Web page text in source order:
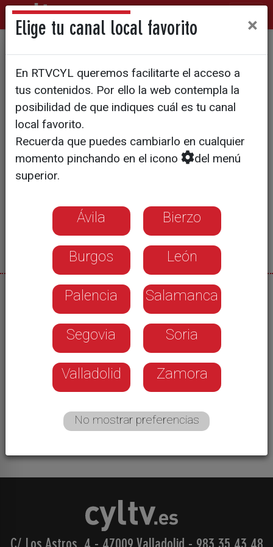
VIII Ciberday
30/10/2025
Hoy los expertos en ciberseguridad se han dado
cita en Palencia. APETIC, la Asociación palentina
de empresarios de las tecnologías de la
información y la comunicación han celebrado el
octavo Ciberday. Este año bajo el lema 'Todo
conectado, todo en riesgo' han puesto sobre la
mesa las herramientas para prevenir los ataques
informáticos.
Elige tu canal local favorito ×
En RTVCYL queremos facilitarte el acceso a
tus contenidos. Por ello la web contempla la
posibilidad de que indiques cuál es tu canal
local favorito.
Recuerda que puedes cambiarlo en cualquier
momento pinchando en el icono
del menú
superior.
Ávila Bierzo
Burgos León
Palencia Salamanca
Segovia Soria
Valladolid Zamora
No mostrar preferencias